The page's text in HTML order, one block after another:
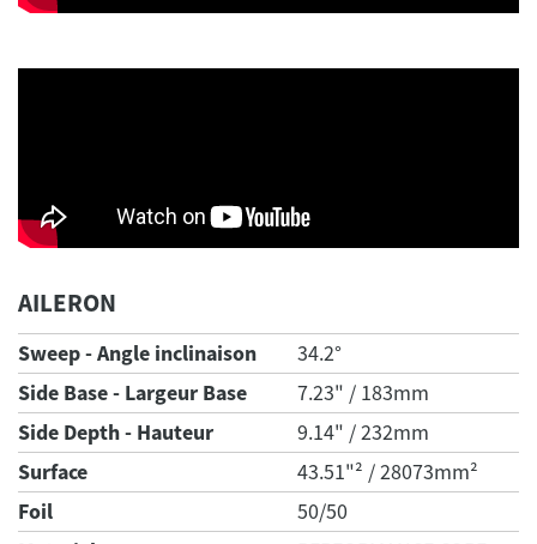
AILERON
Sweep - Angle inclinaison
34.2°
Side Base - Largeur Base
7.23" / 183mm
Side Depth - Hauteur
9.14" / 232mm
Surface
43.51"² / 28073mm²
Foil
50/50